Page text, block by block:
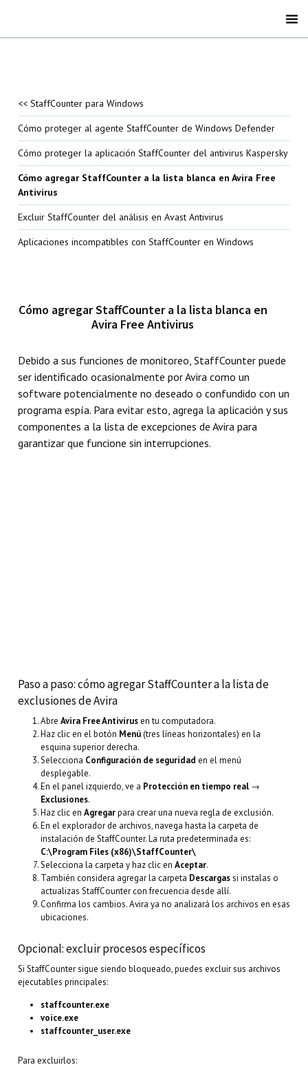
<< StaffCounter para Windows
Cómo proteger al agente StaffCounter de Windows Defender
Cómo proteger la aplicación StaffCounter del antivirus Kaspersky
Cómo agregar StaffCounter a la lista blanca en Avira Free
Antivirus
Excluir StaffCounter del análisis en Avast Antivirus
Aplicaciones incompatibles con StaffCounter en Windows
Cómo agregar StaffCounter a la lista blanca en
Avira Free Antivirus
Debido a sus funciones de monitoreo, StaffCounter puede
ser identificado ocasionalmente por Avira como un
software potencialmente no deseado o confundido con un
programa espía. Para evitar esto, agrega la aplicación y sus
componentes a la lista de excepciones de Avira para
garantizar que funcione sin interrupciones.
Paso a paso: cómo agregar StaffCounter a la lista de
exclusiones de Avira
Abre Avira Free Antivirusen tu computadora.
Haz clic en el botón Menú(tres líneas horizontales) en la
esquina superior derecha.
Selecciona Configuración de seguridad en el menú
desplegable.
En el panel izquierdo, ve a Protección en tiempo real→
Exclusiones.
Haz clic en Agregarpara crear una nueva regla de exclusión.
En el explorador de archivos, navega hasta la carpeta de
instalación de StaffCounter. La ruta predeterminada es:
C:\Program Files (x86)\StaffCounter\
Selecciona la carpeta y haz clic en Aceptar.
También considera agregar la carpeta Descargassi instalas o
actualizas StaffCounter con frecuencia desde allí.
Confirma los cambios. Avira ya no analizará los archivos en esas
ubicaciones.
Opcional: excluir procesos específicos
Si StaffCounter sigue siendo bloqueado, puedes excluir sus archivos
ejecutables principales:
staffcounter.exe
voice.exe
staffcounter_user.exe
Para excluirlos: